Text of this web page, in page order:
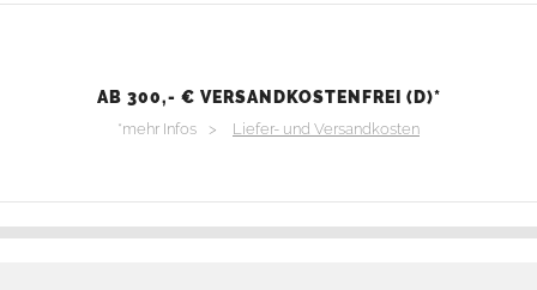
AB 300,- € VERSANDKOSTENFREI (D)*
*mehr Infos > Liefer- und Versandkosten